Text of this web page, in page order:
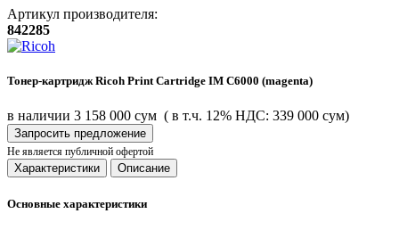
Артикул производителя:
842285
Тонер-картридж Ricoh Print Cartridge IM C6000 (magenta)
в наличии 3 158 000 сум ( в т.ч. 12% НДС: 339 000 сум)
Запросить предложение
Не является публичной офертой
Характеристики Описание
Основные характеристики